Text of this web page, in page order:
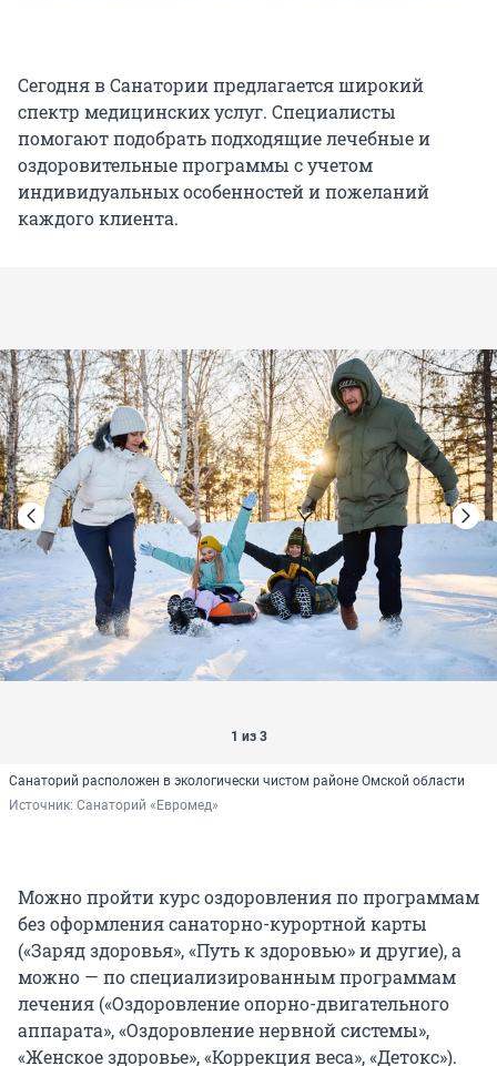
Сегодня в Санатории предлагается широкий
спектр медицинских услуг. Специалисты
помогают подобрать подходящие лечебные и
оздоровительные программы с учетом
индивидуальных особенностей и пожеланий
каждого клиента.
1 из 3
Санаторий расположен в экологически чистом районе Омской области
Источник: Санаторий «Евромед»
Можно пройти курс оздоровления по программам
без оформления санаторно-курортной карты
(«Заряд здоровья», «Путь к здоровью» и другие), а
можно — по специализированным программам
лечения («Оздоровление опорно-двигательного
аппарата», «Оздоровление нервной системы»,
«Женское здоровье», «Коррекция веса», «Детокс»).